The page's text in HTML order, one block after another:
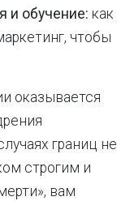
и обучение: как
чтобы
оказывается
границ не
строгим и
вам